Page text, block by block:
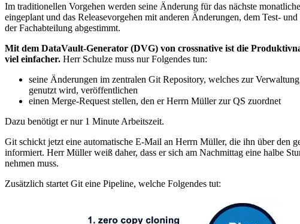
Im traditionellen Vorgehen werden seine Änderung für das nächste
eingeplant und das Releasevorgehen mit anderen Änderungen, dem Test-
der Fachabteilung abgestimmt.
Mit dem DataVault-Generator (DVG) von crossnative ist die
viel einfacher. Herr Schulze muss nur Folgendes tun:
seine Änderungen im zentralen Git Repository, welches zur
genutzt wird, veröffentlichen
einen Merge-Request stellen, den er Herrn Müller zur QS zuordnet
Dazu benötigt er nur 1 Minute Arbeitszeit.
Git schickt jetzt eine automatische E-Mail an Herrn Müller, die ihn über den
informiert. Herr Müller weiß daher, dass er sich am Nachmittag eine halbe
nehmen muss.
Zusätzlich startet Git eine Pipeline, welche Folgendes tut: